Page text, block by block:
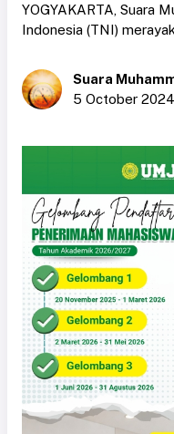
YOGYAKARTA, Suara
Indonesia (TNI)
Suara
5 October 2024